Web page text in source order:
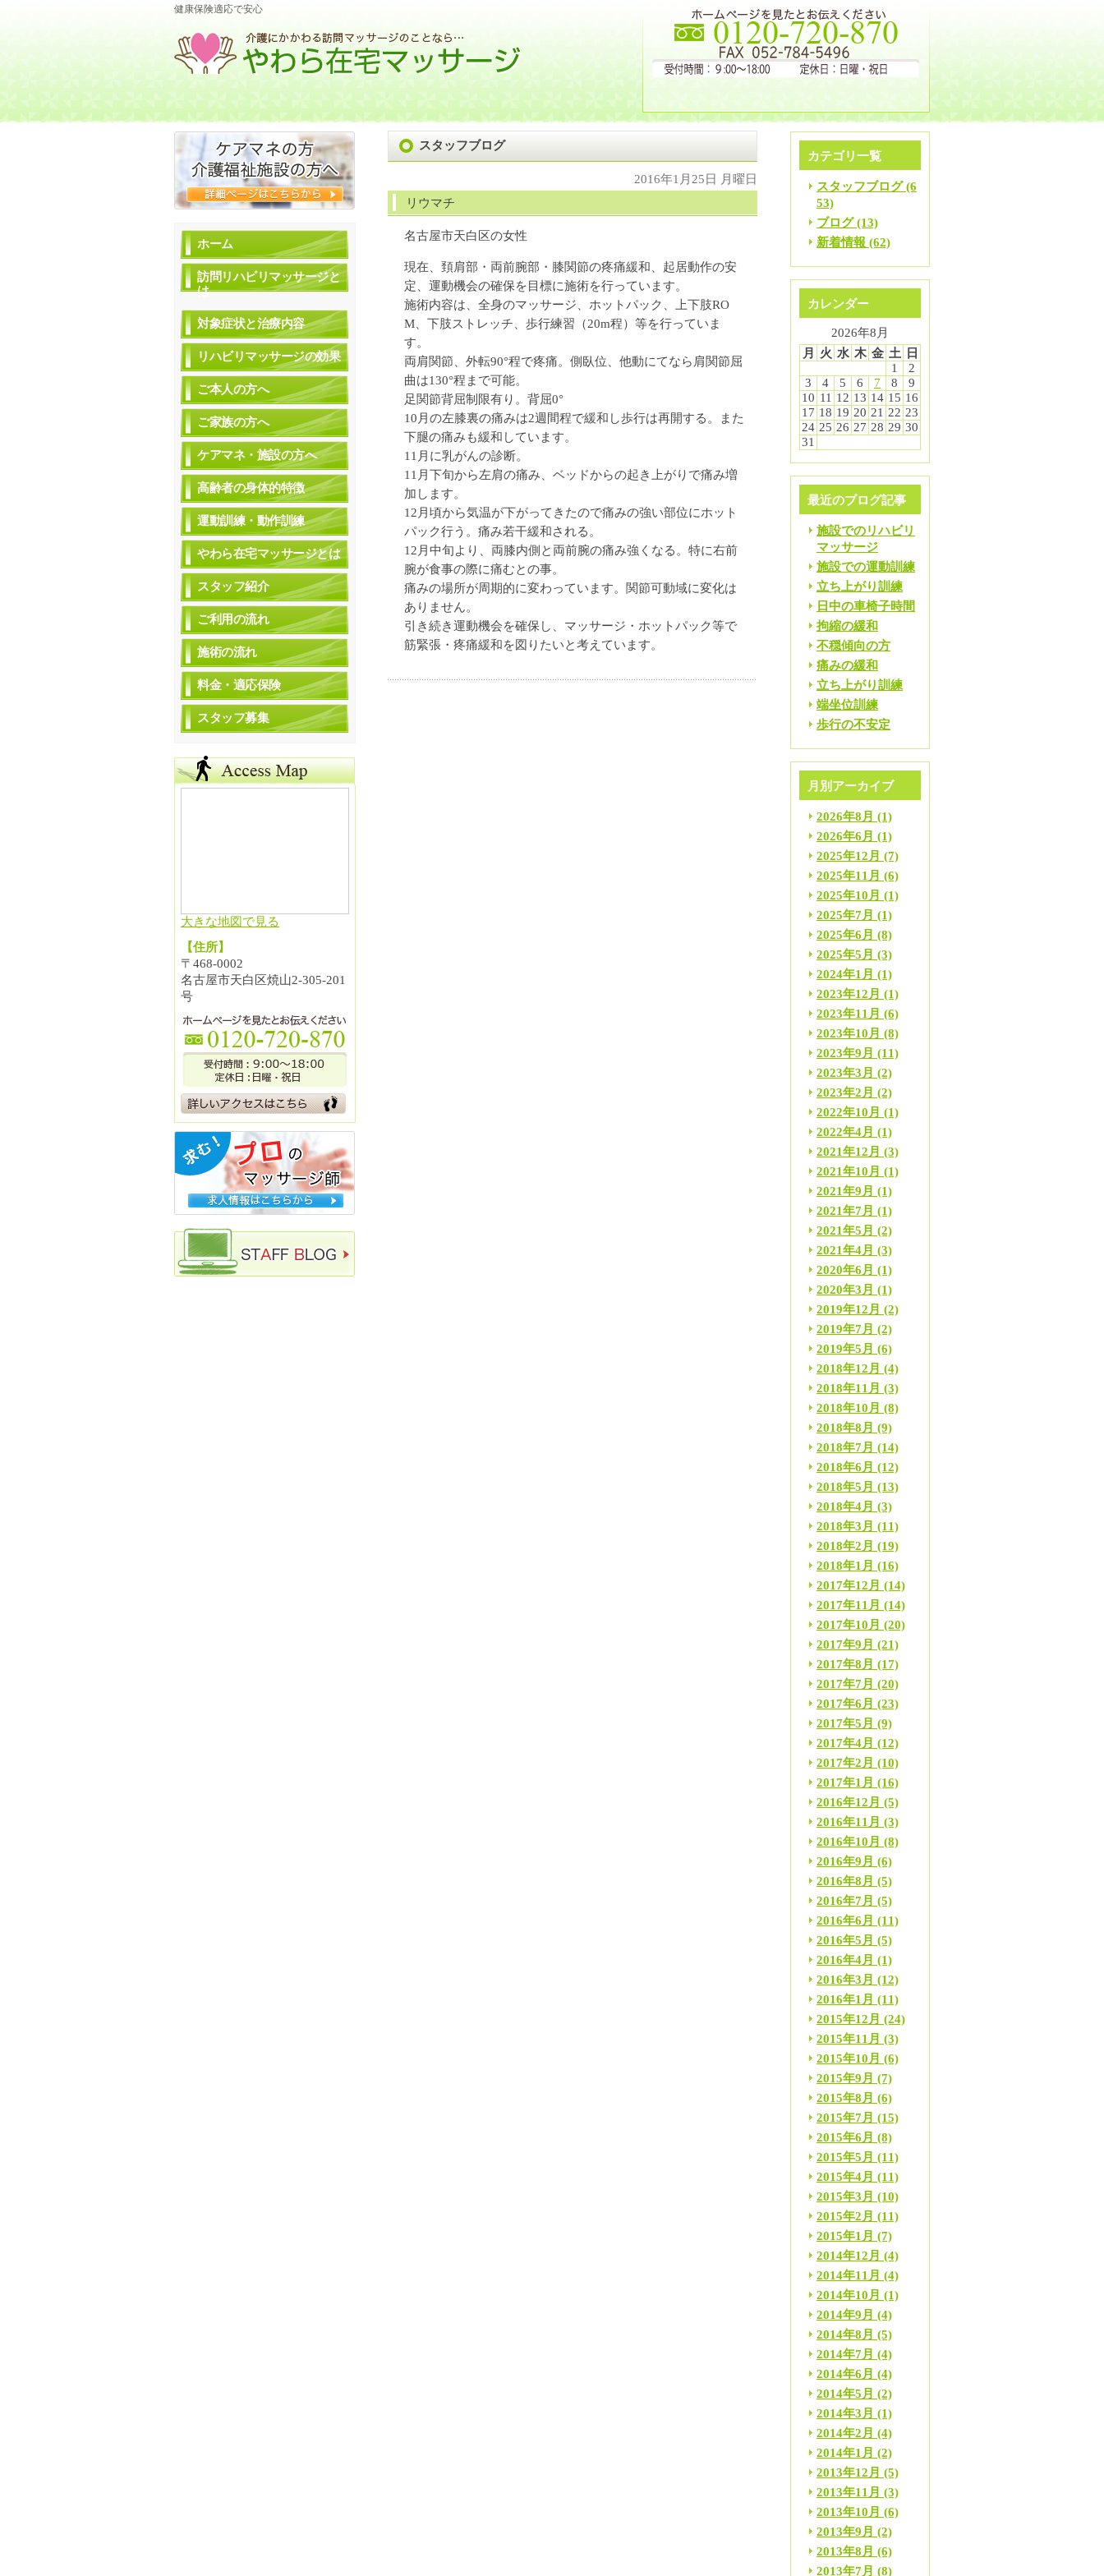
健康保険適応で安心
スタッフブログ
2016年1月25日 月曜日
リウマチ
名古屋市天白区の女性
現在、頚肩部・両前腕部・膝関節の疼痛緩和、起居動作の安
定、運動機会の確保を目標に施術を行っています。
施術内容は、全身のマッサージ、ホットパック、上下肢RO
M、下肢ストレッチ、歩行練習（20m程）等を行っていま
す。
両肩関節、外転90°程で疼痛。側臥位、他動にてなら肩関節屈
曲は130°程まで可能。
足関節背屈制限有り。背屈0°
10月の左膝裏の痛みは2週間程で緩和し歩行は再開する。また
下腿の痛みも緩和しています。
11月に乳がんの診断。
11月下旬から左肩の痛み、ベッドからの起き上がりで痛み増
加します。
12月頃から気温が下がってきたので痛みの強い部位にホット
パック行う。痛み若干緩和される。
12月中旬より、両膝内側と両前腕の痛み強くなる。特に右前
腕が食事の際に痛むとの事。
痛みの場所が周期的に変わっています。関節可動域に変化は
ありません。
引き続き運動機会を確保し、マッサージ・ホットパック等で
筋緊張・疼痛緩和を図りたいと考えています。
カテゴリ一覧
スタッフブログ (6
53)
ブログ (13)
新着情報 (62)
カレンダー
2026年8月
月
火 水 木 金 土
日
1
2
3
4 5 6 7 8
9
10 11 12 13 14 15 16
17 18 19 20 21 22 23
24 25 26 27 28 29 30
31
最近のブログ記事
施設でのリハビリ
マッサージ
施設での運動訓練
立ち上がり訓練
日中の車椅子時間
拘縮の緩和
不穏傾向の方
痛みの緩和
立ち上がり訓練
端坐位訓練
歩行の不安定
月別アーカイブ
2026年8月 (1)
2026年6月 (1)
2025年12月 (7)
2025年11月 (6)
2025年10月 (1)
2025年7月 (1)
2025年6月 (8)
2025年5月 (3)
2024年1月 (1)
2023年12月 (1)
2023年11月 (6)
2023年10月 (8)
2023年9月 (11)
2023年3月 (2)
2023年2月 (2)
2022年10月 (1)
2022年4月 (1)
2021年12月 (3)
2021年10月 (1)
2021年9月 (1)
2021年7月 (1)
2021年5月 (2)
2021年4月 (3)
2020年6月 (1)
2020年3月 (1)
2019年12月 (2)
2019年7月 (2)
2019年5月 (6)
2018年12月 (4)
2018年11月 (3)
2018年10月 (8)
2018年8月 (9)
2018年7月 (14)
2018年6月 (12)
2018年5月 (13)
2018年4月 (3)
2018年3月 (11)
2018年2月 (19)
2018年1月 (16)
2017年12月 (14)
2017年11月 (14)
2017年10月 (20)
2017年9月 (21)
2017年8月 (17)
2017年7月 (20)
2017年6月 (23)
2017年5月 (9)
2017年4月 (12)
2017年2月 (10)
2017年1月 (16)
2016年12月 (5)
2016年11月 (3)
2016年10月 (8)
2016年9月 (6)
2016年8月 (5)
2016年7月 (5)
2016年6月 (11)
2016年5月 (5)
2016年4月 (1)
2016年3月 (12)
2016年1月 (11)
2015年12月 (24)
2015年11月 (3)
2015年10月 (6)
2015年9月 (7)
2015年8月 (6)
2015年7月 (15)
2015年6月 (8)
2015年5月 (11)
2015年4月 (11)
2015年3月 (10)
2015年2月 (11)
2015年1月 (7)
2014年12月 (4)
2014年11月 (4)
2014年10月 (1)
2014年9月 (4)
2014年8月 (5)
2014年7月 (4)
2014年6月 (4)
2014年5月 (2)
2014年3月 (1)
2014年2月 (4)
2014年1月 (2)
2013年12月 (5)
2013年11月 (3)
2013年10月 (6)
2013年9月 (2)
2013年8月 (6)
2013年7月 (8)
ホーム
訪問リハビリマッサージと
は
対象症状と治療内容
リハビリマッサージの効果
ご本人の方へ
ご家族の方へ
ケアマネ・施設の方へ
高齢者の身体的特徴
運動訓練・動作訓練
やわら在宅マッサージとは
スタッフ紹介
ご利用の流れ
施術の流れ
料金・適応保険
スタッフ募集
大きな地図で見る
【住所】
〒468-0002
名古屋市天白区焼山2-305-201
号